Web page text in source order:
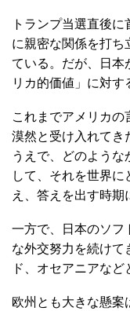
トランプ当選直後
に親密な関係を打ち
ている。だが、日本
リカ的価値」に対す
これまでアメリカの
漠然と受け入れてき
うえで、どのよう
して、それを世界
え、答えを出す時期
一方で、日本のソフ
な外交努力を続けて
ド、オセアニアなど
欧州とも大きな懸案